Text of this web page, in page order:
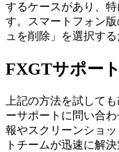
するケースがあり、
す。スマートフォン
ュを削除」を選択す
FXGTサポー
上記の方法を試して
ーサポートに問い合
報やスクリーンショ
トチームが迅速に解